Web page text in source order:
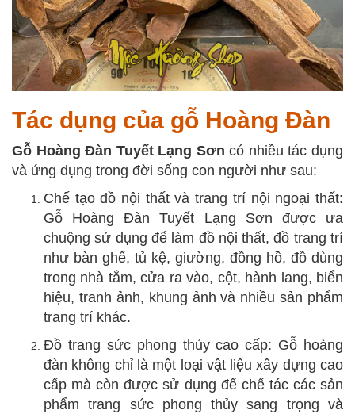
Tác dụng của gỗ Hoàng Đàn
Gỗ Hoàng Đàn Tuyết Lạng Sơn có nhiều tác dụng
và ứng dụng trong đời sống con người như sau:
Chế tạo đồ nội thất và trang trí nội ngoại thất:
Gỗ Hoàng Đàn Tuyết Lạng Sơn được ưa
chuộng sử dụng để làm đồ nội thất, đồ trang trí
như bàn ghế, tủ kệ, giường, đồng hồ, đồ dùng
trong nhà tắm, cửa ra vào, cột, hành lang, biển
hiệu, tranh ảnh, khung ảnh và nhiều sản phẩm
trang trí khác.
Đồ trang sức phong thủy cao cấp: Gỗ hoàng
đàn không chỉ là một loại vật liệu xây dựng cao
cấp mà còn được sử dụng để chế tác các sản
phẩm trang sức phong thủy sang trọng và